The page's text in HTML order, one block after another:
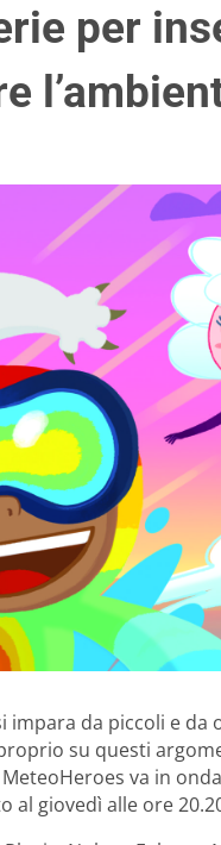
per
impara da piccoli e
su questi
va in
al giovedì alle ore